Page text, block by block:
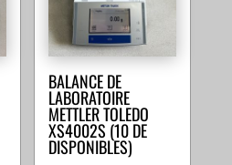
BALANCE DE
LABORATOIRE
METTLER TOLEDO
XS4002S (10 DE
DISPONIBLES)